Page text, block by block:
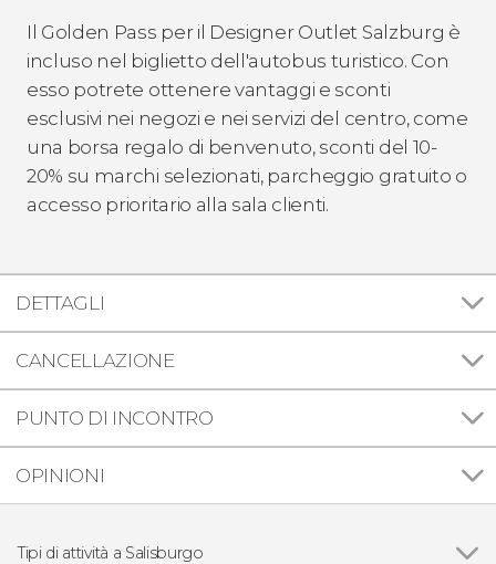
Il Golden Pass per il Designer Outlet Salzburg è
incluso nel biglietto dell'autobus turistico. Con
esso potrete ottenere vantaggi e sconti
esclusivi nei negozi e nei servizi del centro, come
una borsa regalo di benvenuto, sconti del 10-
20% su marchi selezionati, parcheggio gratuito o
accesso prioritario alla sala clienti.
DETTAGLI
CANCELLAZIONE
PUNTO DI INCONTRO
OPINIONI
Tipi di attività a Salisburgo